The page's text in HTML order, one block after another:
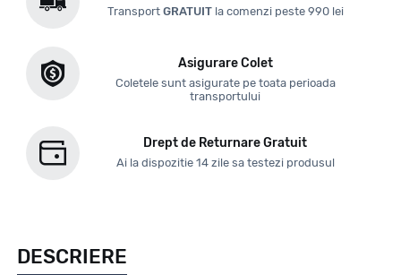
Transport GRATUITla comenzi peste 990 lei
Asigurare Colet
Coletele sunt asigurate pe toata perioada
transportului
Drept de Returnare Gratuit
Ai la dispozitie 14 zile sa testezi produsul
DESCRIERE